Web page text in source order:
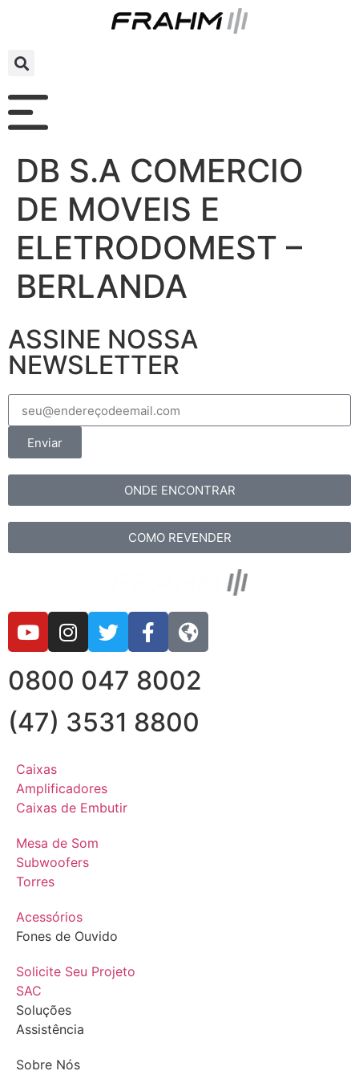
DB S.A COMERCIO
DE MOVEIS E
ELETRODOMEST –
BERLANDA
ASSINE NOSSA
NEWSLETTER
Enviar
ONDE ENCONTRAR
COMO REVENDER
0800 047 8002
(47) 3531 8800
Caixas
Amplificadores
Caixas de Embutir
Mesa de Som
Subwoofers
Torres
Acessórios
Fones de Ouvido
Solicite Seu Projeto
SAC
Soluções
Assistência
Sobre Nós